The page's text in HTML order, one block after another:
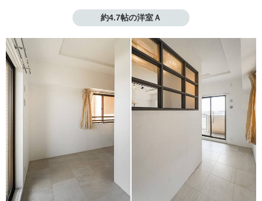
約4.7帖の洋室Ａ